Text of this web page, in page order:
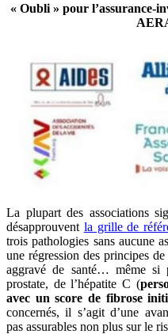
« Oubli » pour l’assurance-
La plupart des associations
désapprouvent la grille de
trois pathologies sans aucune
une régression des principes
aggravé de santé… même si
prostate, de l’hépatite C (
avec un score de fibrose
concernés, il s’agit d’une
pas assurables non plus sur le